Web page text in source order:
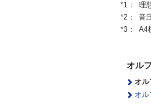
*1：
理
*2：
音
*3：
A4
オル
オル
オ